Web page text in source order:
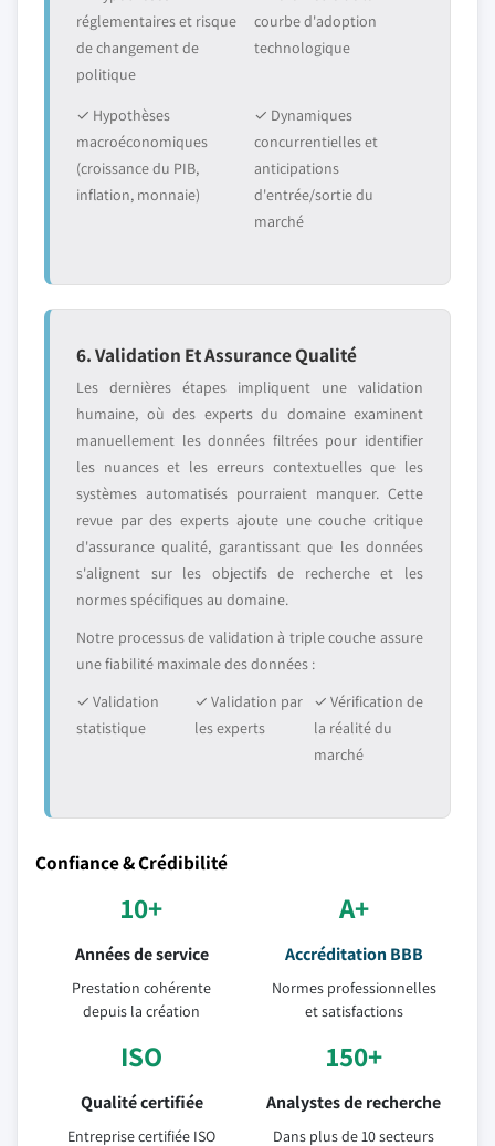
réglementaires et risque
de changement de
politique
courbe d'adoption
technologique
✓ Hypothèses
macroéconomiques
(croissance du PIB,
inflation, monnaie)
✓ Dynamiques
concurrentielles et
anticipations
d'entrée/sortie du
marché
6. Validation Et Assurance Qualité
Les dernières étapes impliquent une validation
humaine, où des experts du domaine examinent
manuellement les données filtrées pour identifier
les nuances et les erreurs contextuelles que les
systèmes automatisés pourraient manquer. Cette
revue par des experts ajoute une couche critique
d'assurance qualité, garantissant que les données
s'alignent sur les objectifs de recherche et les
normes spécifiques au domaine.
Notre processus de validation à triple couche assure
une fiabilité maximale des données :
✓ Validation
statistique
✓ Validation par
les experts
✓ Vérification de
la réalité du
marché
Confiance & Crédibilité
10+
Années de service
Prestation cohérente
depuis la création
A+
Accréditation BBB
Normes professionnelles
et satisfactions
ISO
Qualité certifiée
Entreprise certifiée ISO
150+
Analystes de recherche
Dans plus de 10 secteurs